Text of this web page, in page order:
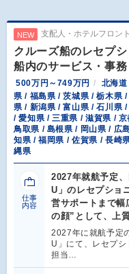
NEW 支配人・ホテルフロント
クルーズ船のレセプ
船内のサービス・事
500万円～749万円
北海
県 / 福島県 / 茨城県 / 栃木県
県 / 新潟県 / 富山県 / 石川県
/ 愛知県 / 三重県 / 滋賀県 /
鳥取県 / 島根県 / 岡山県 / 広
知県 / 福岡県 / 佐賀県 / 長崎
縄県
仕事
内容
2027年就航予定
U」のレセプショ
営サポートまで
の顔”として、上
2027年に就航予定
U」にて、レセプ
担当…